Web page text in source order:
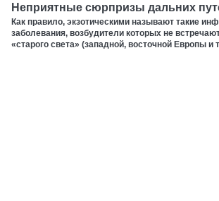
Неприятные сюрпризы дальних
Как правило, экзотическими называют такие
заболевания, возбудители которых не
«старого света» (западной, восточной Европы и